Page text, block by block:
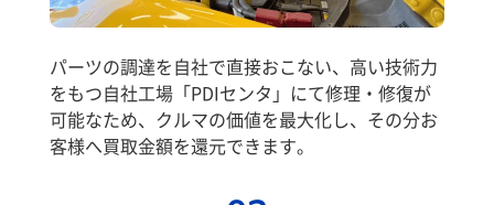
パーツの調達を自社で直接おこない、高い技術力
をもつ自社工場「PDIセンタ」にて修理・修復が
可能なため、クルマの価値を最大化し、その分お
客様へ買取金額を還元できます。